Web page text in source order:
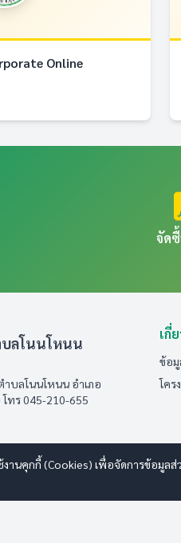
Online
จัด
บลโนนโหนน
บลโนนโหนน อำเภอ
ทร 045-210-655
เกี่
ข้อ
โคร
านคุกกี้ (Cookies) เพื่อจัดการข้อมูล